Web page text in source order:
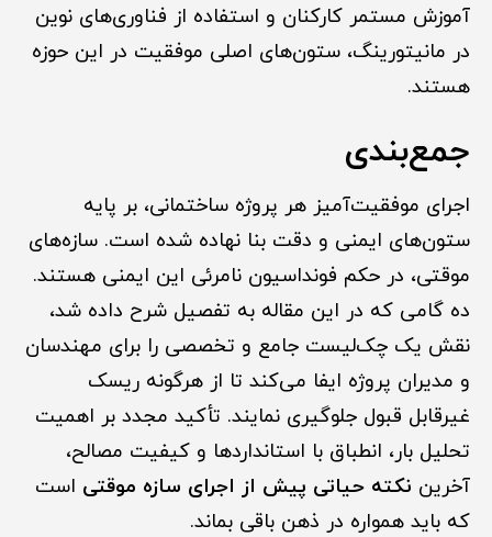
آموزش مستمر کارکنان و استفاده از فناوری‌های نوین
در مانیتورینگ، ستون‌های اصلی موفقیت در این حوزه
هستند.
جمع‌بندی
اجرای موفقیت‌آمیز هر پروژه ساختمانی، بر پایه
ستون‌های ایمنی و دقت بنا نهاده شده است. سازه‌های
موقتی، در حکم فونداسیون نامرئی این ایمنی هستند.
ده گامی که در این مقاله به تفصیل شرح داده شد،
نقش یک چک‌لیست جامع و تخصصی را برای مهندسان
و مدیران پروژه ایفا می‌کند تا از هرگونه ریسک
غیرقابل قبول جلوگیری نمایند. تأکید مجدد بر اهمیت
تحلیل بار، انطباق با استانداردها و کیفیت مصالح،
آخرین نکته حیاتی پیش از اجرای سازه موقتی است
که باید همواره در ذهن باقی بماند.